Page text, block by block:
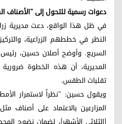
دعوات رسمية للتحول إلى "الأصناف
في ظل هذا الواقع، دعت مديرية
النظر في خططهم الزراعية،
السريع. وأوضح أصلان حسين،
المديرية، أن هذه الخطوة ضرورية
تقلبات الطقس.
ويقول حسين: "نظراً لاستمرار
المزارعين بالاعتماد على أصناف